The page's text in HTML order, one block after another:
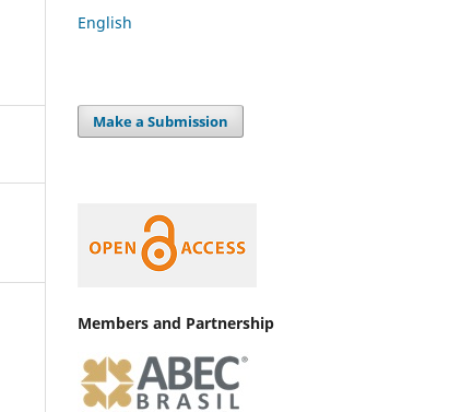
English
Make a Submission
Members and Partnership